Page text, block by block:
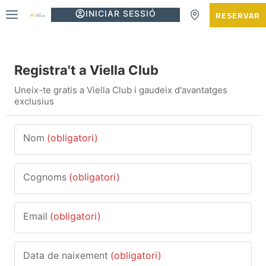
INICIAR SESSIÓ RESERVAR
Registra't a Viella Club
Uneix-te gratis a Viella Club i gaudeix d'avantatges
exclusius
Nom (obligatori)
Cognoms (obligatori)
Email (obligatori)
Data de naixement (obligatori)